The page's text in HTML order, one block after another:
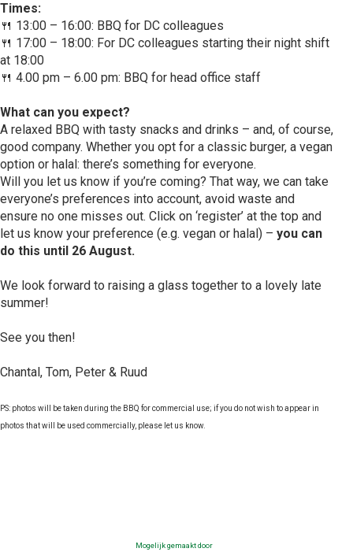
Times:
🍴 13:00 – 16:00: BBQ for DC colleagues
🍴 17:00 – 18:00: For DC colleagues starting their night shift
at 18:00
🍴 4.00 pm – 6.00 pm: BBQ for head office staff
What can you expect?
A relaxed BBQ with tasty snacks and drinks – and, of course,
good company. Whether you opt for a classic burger, a vegan
option or halal: there’s something for everyone.
Will you let us know if you’re coming? That way, we can take
everyone’s preferences into account, avoid waste and
ensure no one misses out. Click on ‘register’ at the top and
let us know your preference (e.g. vegan or halal) – you can
do this until 26 August.
We look forward to raising a glass together to a lovely late
summer!
See you then!
Chantal, Tom, Peter & Ruud
PS: photos will be taken during the BBQ for commercial use; if you do not wish to appear in
photos that will be used commercially, please let us know.
Mogelijk gemaakt door